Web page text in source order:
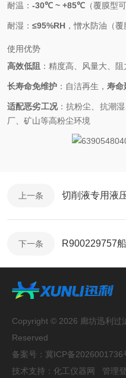
耐温： -30℃ ~ +85℃ （覆膜型
耐湿： ≤95%RH ，憎水防油（覆
使用优势
高效低阻 ：精度高、风量大、阻
长寿命免维护 ：自洁再生， 寿命
适配恶劣工况：抗粉尘、抗潮
厂、矿山等高粉尘环境
上一条 切削液专用液
下一条 R900229757
Copyright © 2026 廊坊迅利过
Reserved
备案号： 冀ICP备2026001736
技术支持： 化工仪器网 管理